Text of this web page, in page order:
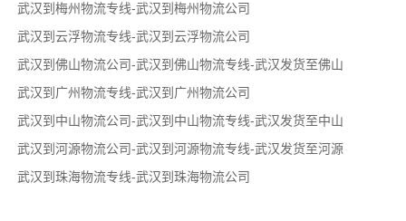
武汉到梅州物流专线-武汉到梅州物流公司
武汉到云浮物流专线-武汉到云浮物流公司
武汉到佛山物流公司-武汉到佛山物流专线-武汉发货至佛山
武汉到广州物流专线-武汉到广州物流公司
武汉到中山物流公司-武汉到中山物流专线-武汉发货至中山
武汉到河源物流公司-武汉到河源物流专线-武汉发货至河源
武汉到珠海物流专线-武汉到珠海物流公司